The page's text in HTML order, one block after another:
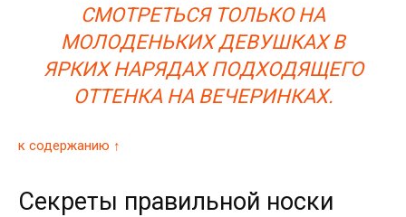
СМОТРЕТЬСЯ ТОЛЬКО НА
МОЛОДЕНЬКИХ ДЕВУШКАХ В
ЯРКИХ НАРЯДАХ ПОДХОДЯЩЕГО
ОТТЕНКА НА ВЕЧЕРИНКАХ.
к содержанию ↑
Секреты правильной носки